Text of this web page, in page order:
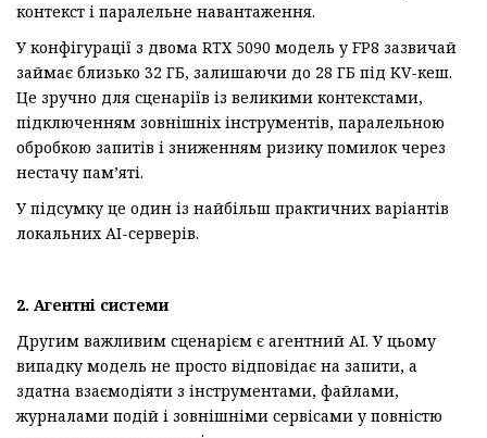
контекст і паралельне навантаження.
У конфігурації з двома RTX 5090 модель у FP8 зазвичай
займає близько 32 ГБ, залишаючи до 28 ГБ під KV-кеш.
Це зручно для сценаріїв із великими контекстами,
підключенням зовнішніх інструментів, паралельною
обробкою запитів і зниженням ризику помилок через
нестачу пам’яті.
У підсумку це один із найбільш практичних варіантів
локальних AI-серверів.
2. Агентні системи
Другим важливим сценарієм є агентний AI. У цьому
випадку модель не просто відповідає на запити, а
здатна взаємодіяти з інструментами, файлами,
журналами подій і зовнішніми сервісами у повністю